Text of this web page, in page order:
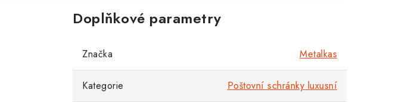
Doplňkové parametry
Značka Metalkas
Kategorie Poštovní schránky luxusní